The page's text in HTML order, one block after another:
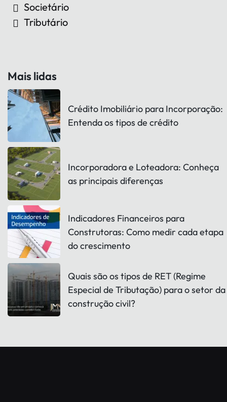
Societário
Tributário
Mais lidas
Crédito Imobiliário para Incorporação:
Entenda os tipos de crédito
Incorporadora e Loteadora: Conheça
as principais diferenças
Indicadores Financeiros para
Construtoras: Como medir cada etapa
do crescimento
Quais são os tipos de RET (Regime
Especial de Tributação) para o setor da
construção civil?